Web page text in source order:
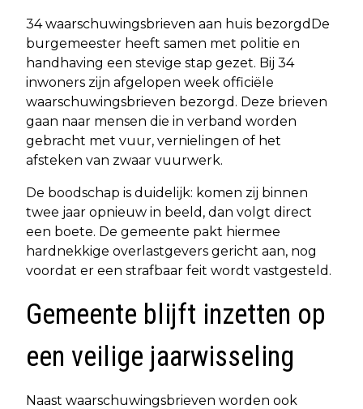
34 waarschuwingsbrieven aan huis bezorgdDe
burgemeester heeft samen met politie en
handhaving een stevige stap gezet. Bij 34
inwoners zijn afgelopen week officiële
waarschuwingsbrieven bezorgd. Deze brieven
gaan naar mensen die in verband worden
gebracht met vuur, vernielingen of het
afsteken van zwaar vuurwerk.
De boodschap is duidelijk: komen zij binnen
twee jaar opnieuw in beeld, dan volgt direct
een boete. De gemeente pakt hiermee
hardnekkige overlastgevers gericht aan, nog
voordat er een strafbaar feit wordt vastgesteld.
Gemeente blijft inzetten op
een veilige jaarwisseling
Naast waarschuwingsbrieven worden ook